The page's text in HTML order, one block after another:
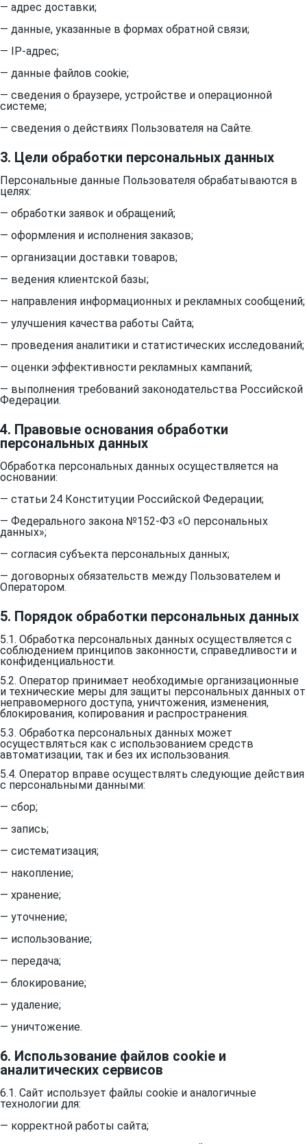
— адрес доставки;
— данные, указанные в формах обратной связи;
— IP-адрес;
— данные файлов cookie;
— сведения о браузере, устройстве и операционной
системе;
— сведения о действиях Пользователя на Сайте.
3. Цели обработки персональных данных
Персональные данные Пользователя обрабатываются в
целях:
— обработки заявок и обращений;
— оформления и исполнения заказов;
— организации доставки товаров;
— ведения клиентской базы;
— направления информационных и рекламных сообщений;
— улучшения качества работы Сайта;
— проведения аналитики и статистических исследований;
— оценки эффективности рекламных кампаний;
— выполнения требований законодательства Российской
Федерации.
4. Правовые основания обработки
персональных данных
Обработка персональных данных осуществляется на
основании:
— статьи 24 Конституции Российской Федерации;
— Федерального закона №152-ФЗ «О персональных
данных»;
— согласия субъекта персональных данных;
— договорных обязательств между Пользователем и
Оператором.
5. Порядок обработки персональных данных
5.1. Обработка персональных данных осуществляется с
соблюдением принципов законности, справедливости и
конфиденциальности.
5.2. Оператор принимает необходимые организационные
и технические меры для защиты персональных данных от
неправомерного доступа, уничтожения, изменения,
блокирования, копирования и распространения.
5.3. Обработка персональных данных может
осуществляться как с использованием средств
автоматизации, так и без их использования.
5.4. Оператор вправе осуществлять следующие действия
с персональными данными:
— сбор;
— запись;
— систематизация;
— накопление;
— хранение;
— уточнение;
— использование;
— передача;
— блокирование;
— удаление;
— уничтожение.
6. Использование файлов cookie и
аналитических сервисов
6.1. Сайт использует файлы cookie и аналогичные
технологии для:
— корректной работы сайта;